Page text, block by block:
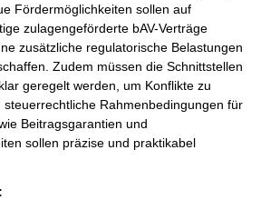
Fördermöglichkeiten sollen auf
zulagengeförderte bAV-Verträge
zusätzliche regulatorische Belastungen
Zudem müssen die Schnittstellen
geregelt werden, um Konflikte zu
Rahmenbedingungen für
Beitragsgarantien und
sollen präzise und praktikabel